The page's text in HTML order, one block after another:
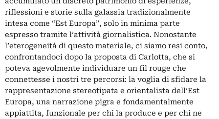
riflessioni e storie sulla galassia tradizionalmente
intesa come “Est Europa”, solo in minima parte
espresso tramite l’attività giornalistica. Nonostante
l’eterogeneità di questo materiale, ci siamo resi conto,
confrontandoci dopo la proposta di Carlotta, che si
poteva agevolmente individuare un fil rouge che
connettesse i nostri tre percorsi: la voglia di sfidare la
rappresentazione stereotipata e orientalista dell’Est
Europa, una narrazione pigra e fondamentalmente
appiattita, funzionale per chi la produce e per chi ne